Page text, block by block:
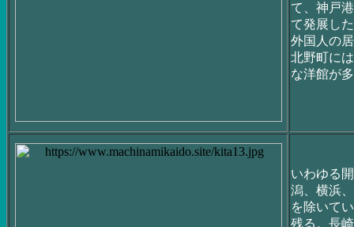
て、神戸
て発展し
外国人の
北野町に
な洋館が
いわゆる
潟、横浜
を除いて
残る。長